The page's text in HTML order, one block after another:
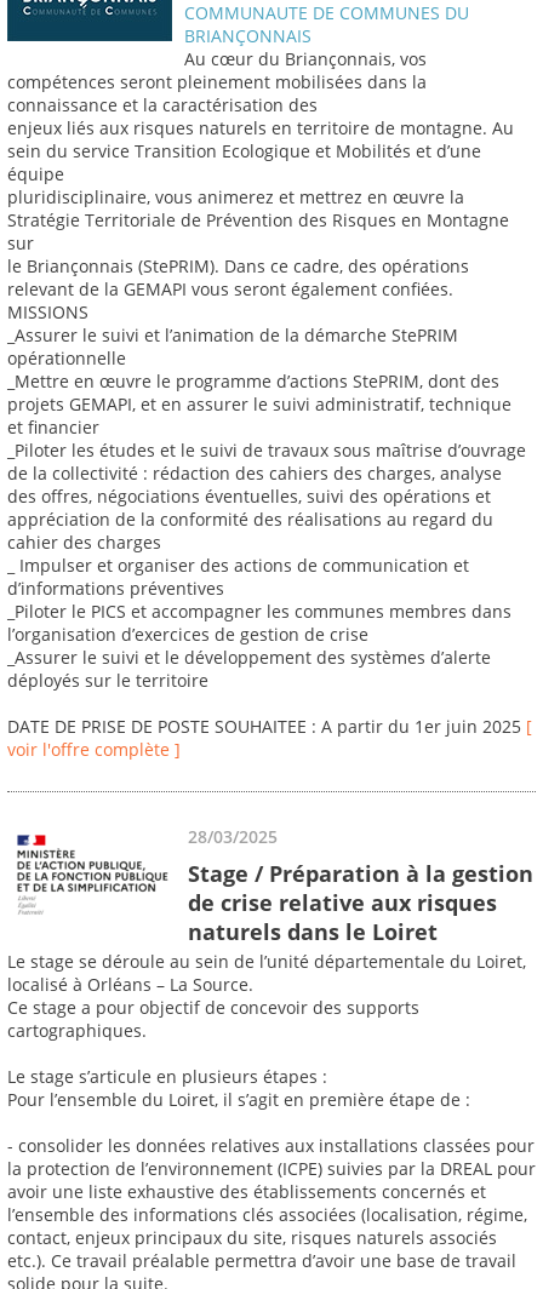
COMMUNAUTE DE COMMUNES DU
BRIANÇONNAIS
Au cœur du Briançonnais, vos
compétences seront pleinement mobilisées dans la
connaissance et la caractérisation des
enjeux liés aux risques naturels en territoire de montagne. Au
sein du service Transition Ecologique et Mobilités et d’une
équipe
pluridisciplinaire, vous animerez et mettrez en œuvre la
Stratégie Territoriale de Prévention des Risques en Montagne
sur
le Briançonnais (StePRIM). Dans ce cadre, des opérations
relevant de la GEMAPI vous seront également confiées.
MISSIONS
_Assurer le suivi et l’animation de la démarche StePRIM
opérationnelle
_Mettre en œuvre le programme d’actions StePRIM, dont des
projets GEMAPI, et en assurer le suivi administratif, technique
et financier
_Piloter les études et le suivi de travaux sous maîtrise d’ouvrage
de la collectivité : rédaction des cahiers des charges, analyse
des offres, négociations éventuelles, suivi des opérations et
appréciation de la conformité des réalisations au regard du
cahier des charges
_ Impulser et organiser des actions de communication et
d’informations préventives
_Piloter le PICS et accompagner les communes membres dans
l’organisation d’exercices de gestion de crise
_Assurer le suivi et le développement des systèmes d’alerte
déployés sur le territoire
DATE DE PRISE DE POSTE SOUHAITEE : A partir du 1er juin 2025 [
voir l'offre complète ]
28/03/2025
Stage / Préparation à la gestion
de crise relative aux risques
naturels dans le Loiret
Le stage se déroule au sein de l’unité départementale du Loiret,
localisé à Orléans – La Source.
Ce stage a pour objectif de concevoir des supports
cartographiques.
Le stage s’articule en plusieurs étapes :
Pour l’ensemble du Loiret, il s’agit en première étape de :
- consolider les données relatives aux installations classées pour
la protection de l’environnement (ICPE) suivies par la DREAL pour
avoir une liste exhaustive des établissements concernés et
l’ensemble des informations clés associées (localisation, régime,
contact, enjeux principaux du site, risques naturels associés
etc.). Ce travail préalable permettra d’avoir une base de travail
solide pour la suite.